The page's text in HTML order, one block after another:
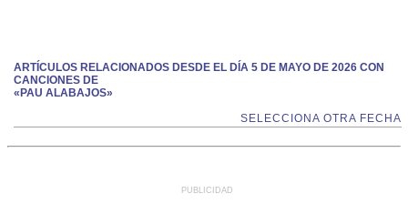
ARTÍCULOS RELACIONADOS DESDE EL DÍA 5 DE MAYO DE 2026 CON
CANCIONES DE
«PAU ALABAJOS»
SELECCIONA OTRA FECHA
PUBLICIDAD